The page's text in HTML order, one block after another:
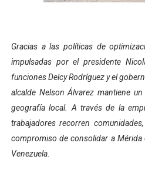
Mérida impulsa el mapa de
Arnaldo Sánchez
Corposalud inició talleres
Gracias a las políticas de
impulsadas por el presidente
funciones Delcy Rodríguez y el
alcalde Nelson Álvarez mantiene
geografía local. A través de la
trabajadores recorren
compromiso de consolidar a
Venezuela.